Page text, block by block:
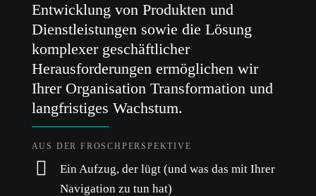
Entwicklung von Produkten und
Dienstleistungen sowie die Lösung
komplexer geschäftlicher
Herausforderungen ermöglichen wir
Ihrer Organisation Transformation und
langfristiges Wachstum.
AUS DER FROSCHPERSPEKTIVE
Ein Aufzug, der lügt (und was das mit Ihrer
Navigation zu tun hat)